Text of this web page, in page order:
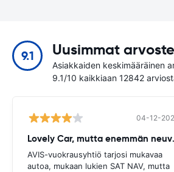
9.1 Uusimmat
Asiakkaiden keskimääräinen
9.1/10 kaikkiaan 12842
04-12-
Lovely
AVIS-vuokrausyhtiö tarjosi mukavaa
autoa, mukaan lukien SAT NAV, mutta